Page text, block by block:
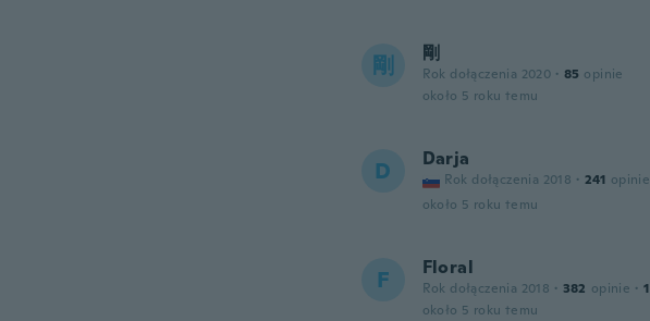
剛 剛
Rok dołączenia 2020 · 85 opinie
około 5 roku temu
D Darja
Rok dołączenia 2018 · 241 opinie
około 5 roku temu
F Floral
Rok dołączenia 2018 · 382 opinie · 1
około 5 roku temu